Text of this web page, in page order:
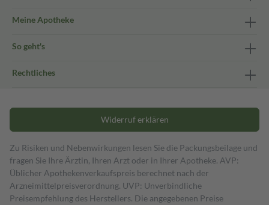
Meine Apotheke
So geht's
Rechtliches
Widerruf erklären
Zu Risiken und Nebenwirkungen lesen Sie die Packungsbeilage und
fragen Sie Ihre Ärztin, Ihren Arzt oder in Ihrer Apotheke. AVP:
Üblicher Apothekenverkaufspreis berechnet nach der
Arzneimittelpreisverordnung. UVP: Unverbindliche
Preisempfehlung des Herstellers. Die angegebenen Preise